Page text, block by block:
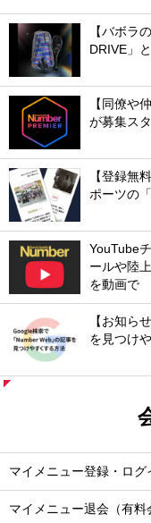
【バボラ
DRIVE」
【同僚や
が募集ス
【登録無
ポーツの
YouTube
ールや陸
を動画で
【お知ら
を見つけ
マイメニュー登録・ログ
マイメニュー退会（有料